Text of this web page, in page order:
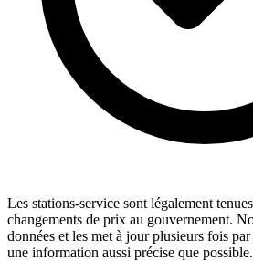
Les stations-service sont légalement
changements de prix au gouvernement.
données et les met à jour plusieurs fois
une information aussi précise que possible.